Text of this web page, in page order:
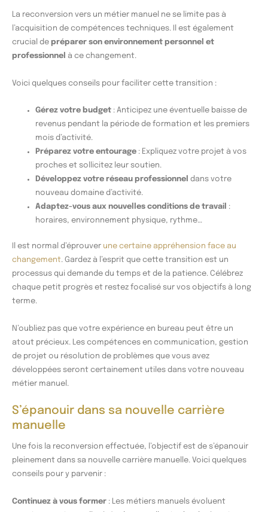
La reconversion vers un métier manuel ne se limite pas à
l’acquisition de compétences techniques. Il est également
crucial de préparer son environnement personnel et
professionnel
à ce changement.
Voici quelques conseils pour faciliter cette transition :
Gérez votre budget : Anticipez une éventuelle baisse de
revenus pendant la période de formation et les premiers
mois d’activité.
Préparez votre entourage : Expliquez votre projet à vos
proches et sollicitez leur soutien.
Développez votre réseau professionnel dans votre
nouveau domaine d’activité.
Adaptez-vous aux nouvelles conditions de travail
:
horaires, environnement physique, rythme…
Il est normal d’éprouver une certaine appréhension face au
changement. Gardez à l’esprit que cette transition est un
processus qui demande du temps et de la patience. Célébrez
chaque petit progrès et restez focalisé sur vos objectifs à long
terme.
N’oubliez pas que votre expérience en bureau peut être un
atout précieux. Les compétences en communication, gestion
de projet ou résolution de problèmes que vous avez
développées seront certainement utiles dans votre nouveau
métier manuel.
S’épanouir dans sa nouvelle carrière
manuelle
Une fois la reconversion effectuée, l’objectif est de s’épanouir
pleinement dans sa nouvelle carrière manuelle. Voici quelques
conseils pour y parvenir :
Continuez à vous former : Les métiers manuels évoluent